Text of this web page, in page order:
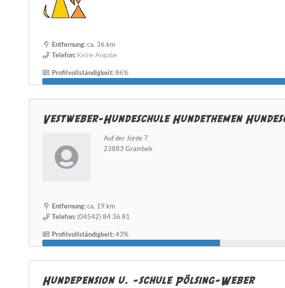
Entfernung:ca. 36 km
Telefon: Keine Angabe
Profilvollständigkeit:86%
Vestweber-Hundeschule Hundethemen
Auf der Jörde 7
23883 Grambek
Entfernung:ca. 19 km
Telefon:(04542) 84 36 81
Profilvollständigkeit:43%
Hundepension u. -schule Pölsing-Weber